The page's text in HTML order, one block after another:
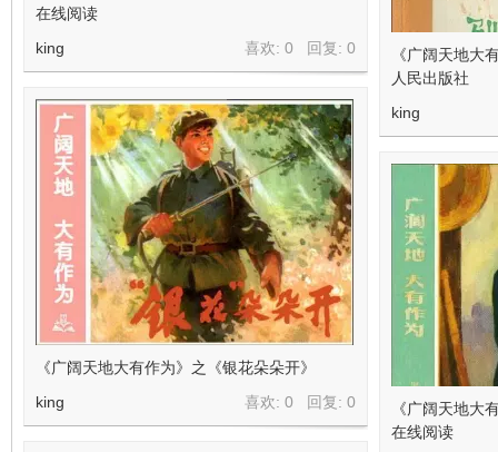
在线阅读
喜欢: 0 回复: 0
king
《广阔天地大
人民出版社
king
《广阔天地大有作为》之《银花朵朵开》
喜欢: 0 回复: 0
king
《广阔天地大
在线阅读